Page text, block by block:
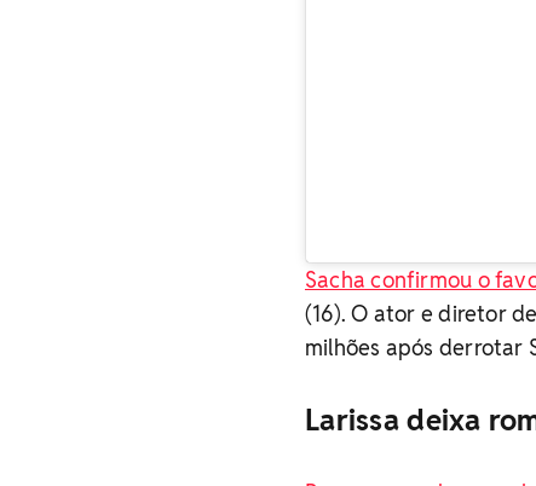
Sacha confirmou o
(16). O ator e diretor
milhões após derrotar
Larissa deixa